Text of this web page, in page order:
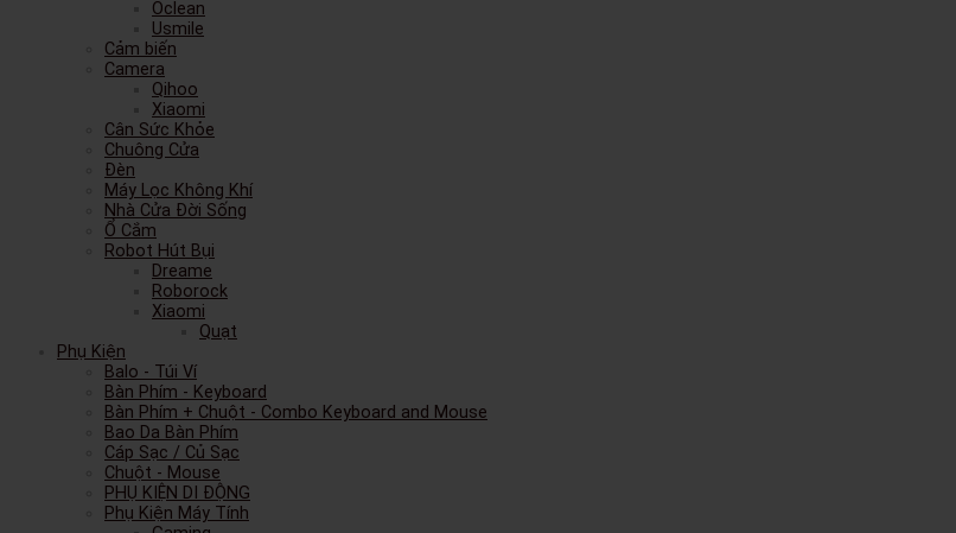
Oclean
Usmile
Cảm biến
Camera
Qihoo
Xiaomi
Cân Sức Khỏe
Chuông Cửa
Đèn
Máy Lọc Không Khí
Nhà Cửa Đời Sống
Ổ Cắm
Robot Hút Bụi
Dreame
Roborock
Xiaomi
Quạt
Phụ Kiện
Balo - Túi Ví
Bàn Phím - Keyboard
Bàn Phím + Chuột - Combo Keyboard and Mouse
Bao Da Bàn Phím
Cáp Sạc / Củ Sạc
Chuột - Mouse
PHỤ KIỆN DI ĐỘNG
Phụ Kiện Máy Tính